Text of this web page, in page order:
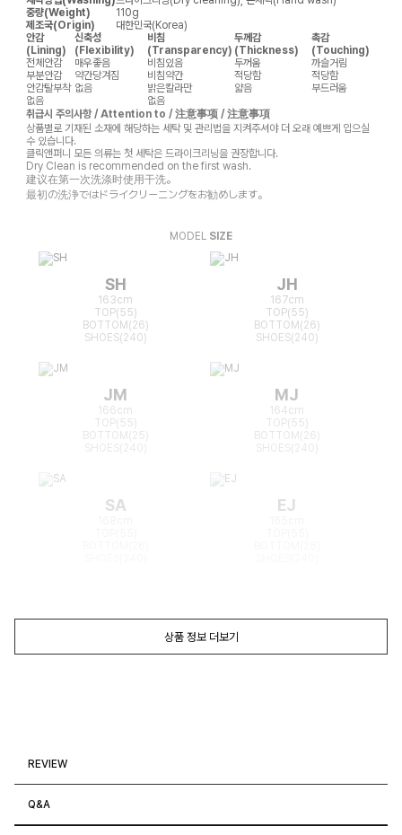
중량(Weight)
110g
제조국(Origin)
대한민국(Korea)
안감
(Lining)
신축성
(Flexibility)
비침
(Transparency)
두께감
(Thickness)
촉감
(Touching)
전체안감
매우좋음 비침있음 두꺼움
까슬거림
부분안감
약간당겨짐 비침약간 적당함
적당함
안감탈부착 없음 밝은칼라만 얇음
부드러움
없음
없음
취급시 주의사항 / Attention to / 注意事项 / 注意事項
상품별로 기재된 소재에 해당하는 세탁 및 관리법을 지켜주셔야 더 오래 예쁘게 입으실
수 있습니다.
클릭앤퍼니 모든 의류는 첫 세탁은 드라이크리닝을 권장합니다.
Dry Clean is recommended on the first wash.
建议在第一次洗涤时使用干洗。
最初の洗浄ではドライクリーニングをお勧めします。
MODEL SIZE
SH
163cm
TOP(55)
BOTTOM(26)
SHOES(240)
JH
167cm
TOP(55)
BOTTOM(26)
SHOES(240)
JM
166cm
TOP(55)
BOTTOM(25)
MJ
164cm
TOP(55)
BOTTOM(26)
SA EJ
상품 정보 더보기
REVIEW
Q&A